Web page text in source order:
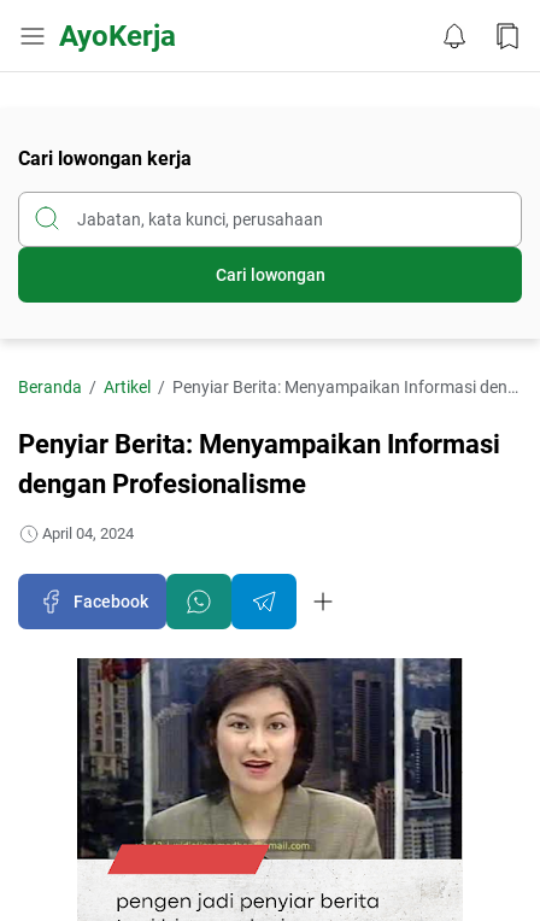
AyoKerja
Cari lowongan kerja
Cari lowongan
Beranda Artikel Penyiar Berita: Menyampaikan Informasi dengan Profesionalisme
Penyiar Berita: Menyampaikan Informasi
dengan Profesionalisme
April 04, 2024
Facebook